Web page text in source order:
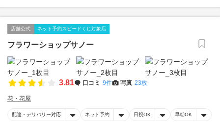
店舗公式 ネット予約スピードくじ対象店
フラワーショップサノー
3.81 口コミ 9件 写真 23枚
花・花屋
配達・デリバリー対応 ネット予約 日祝OK 早朝OK